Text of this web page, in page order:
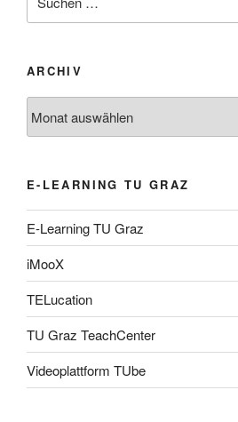
nach:
ARCHIV
E-LEARNING TU GRAZ
E-Learning TU Graz
iMooX
TELucation
TU Graz TeachCenter
Videoplattform TUbe